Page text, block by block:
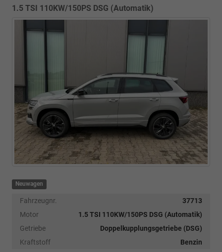
1.5 TSI 110KW/150PS DSG (Automatik)
Neuwagen
Fahrzeugnr.
37713
Motor
1.5 TSI 110KW/150PS DSG (Automatik)
Getriebe
Doppelkupplungsgetriebe (DSG)
Kraftstoff
Benzin